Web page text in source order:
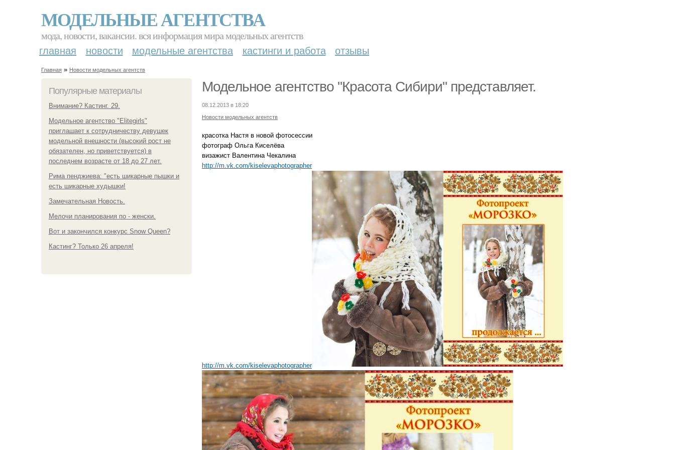
МОДЕЛЬНЫЕ АГЕНТСТВА
мода, новости, вакансии. вся информация мира модельных агентств
главная новости модельные агентства кастинги и работа отзывы
Главная » Новости модельных агентств
Популярные материалы
Внимание? Кастинг. 29.
Модельное агентство "Elitegirls"
приглашает к сотрудничеству девушек
модельной внешности (высокий рост не
обязателен, но приветствуется) в
последнем возрасте от 18 до 27 лет.
Рима пенджиева: "есть шикарные пышки и
есть шикарные худышки!
Замечательная Новость.
Мелочи планирования по - женски.
Вот и закончился конкурс Snow Queen?
Кастинг? Только 26 апреля!
Модельное агентство "Красота Сибири" представляет.
08.12.2013 в 18:20
Новости модельных агентств
красотка Настя в новой фотосессии
фотограф Ольга Киселёва
визажист Валентина Чекалина
http://m.vk.com/kiselevaphotographer
http://m.vk.com/kiselevaphotographer